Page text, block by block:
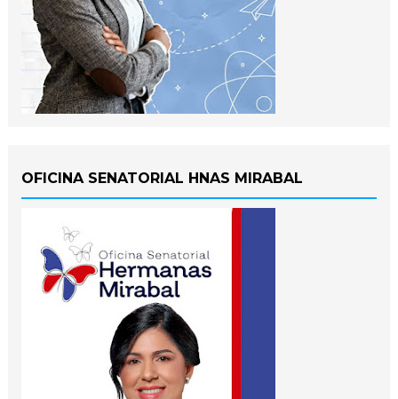
OFICINA SENATORIAL HNAS MIRABAL